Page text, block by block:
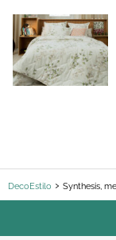
DecoEstilo Synthesis,